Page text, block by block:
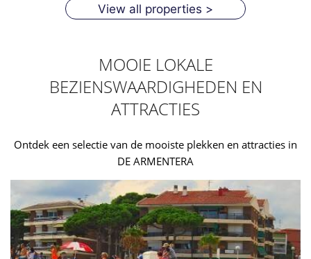
View all properties >
MOOIE LOKALE
BEZIENSWAARDIGHEDEN EN
ATTRACTIES
Ontdek een selectie van de mooiste plekken en attracties in
DE ARMENTERA